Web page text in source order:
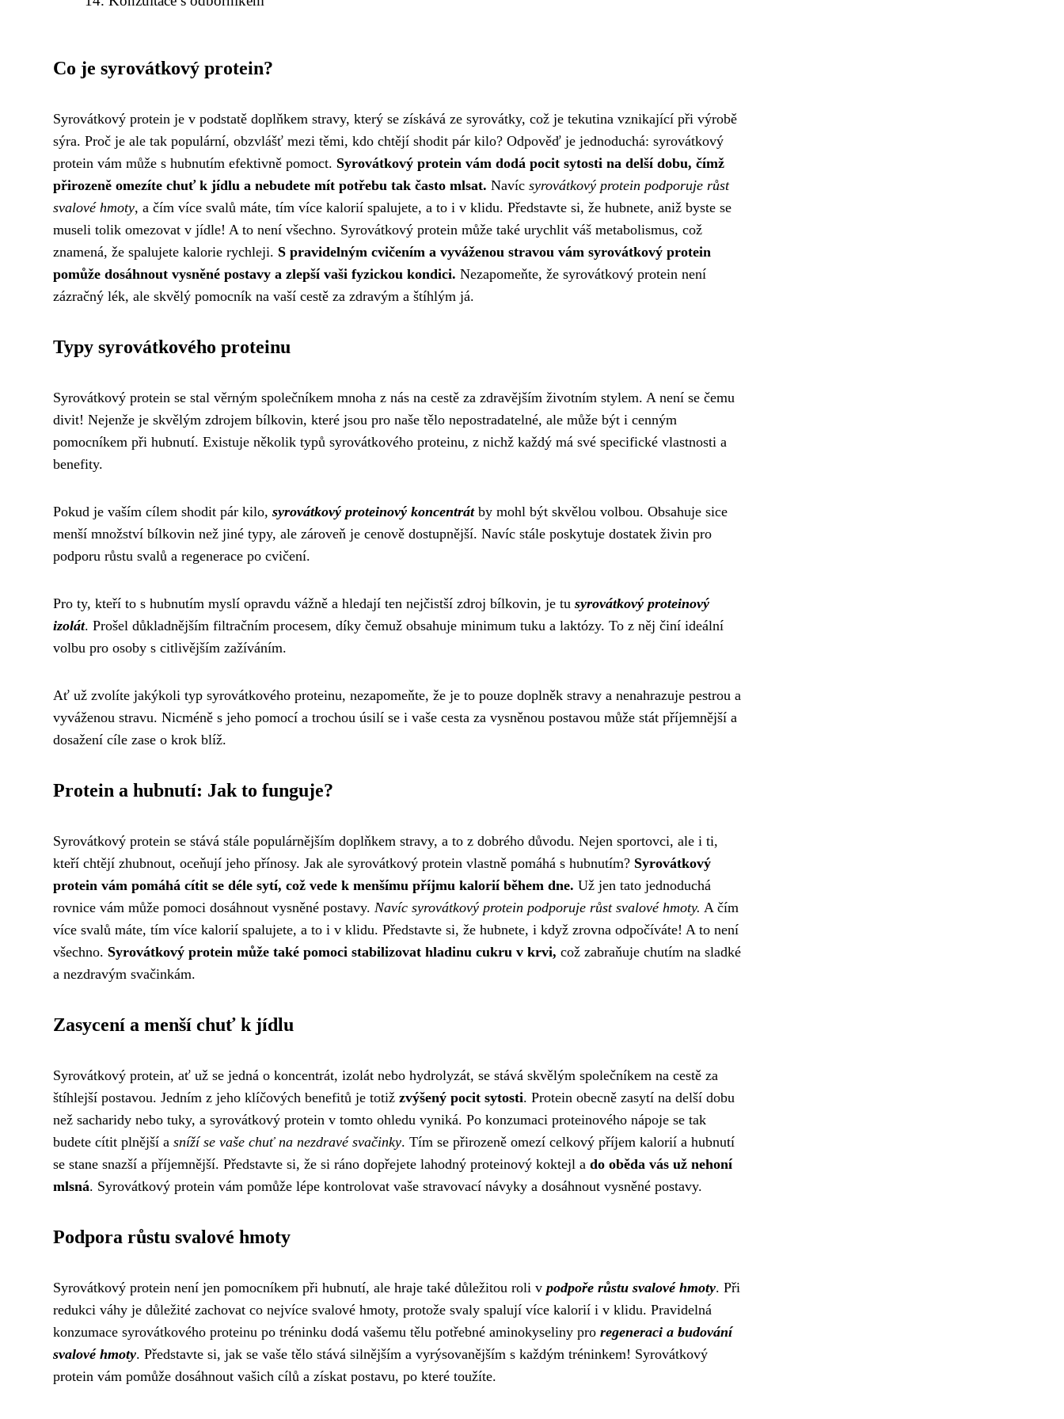
Co je syrovátkový protein?
Syrovátkový protein je v podstatě doplňkem stravy, který se získává ze syrovátky, což je tekutina vznikající při výrobě
sýra. Proč je ale tak populární, obzvlášť mezi těmi, kdo chtějí shodit pár kilo? Odpověď je jednoduchá: syrovátkový
protein vám může s hubnutím efektivně pomoct. Syrovátkový protein vám dodá pocit sytosti na delší dobu, čímž
přirozeně omezíte chuť k jídlu a nebudete mít potřebu tak často mlsat. Navíc syrovátkový protein podporuje růst
svalové hmoty, a čím více svalů máte, tím více kalorií spalujete, a to i v klidu. Představte si, že hubnete, aniž byste se
museli tolik omezovat v jídle! A to není všechno. Syrovátkový protein může také urychlit váš metabolismus, což
znamená, že spalujete kalorie rychleji. S pravidelným cvičením a vyváženou stravou vám syrovátkový protein
pomůže dosáhnout vysněné postavy a zlepší vaši fyzickou kondici. Nezapomeňte, že syrovátkový protein není
zázračný lék, ale skvělý pomocník na vaší cestě za zdravým a štíhlým já.
Typy syrovátkového proteinu
Syrovátkový protein se stal věrným společníkem mnoha z nás na cestě za zdravějším životním stylem. A není se čemu
divit! Nejenže je skvělým zdrojem bílkovin, které jsou pro naše tělo nepostradatelné, ale může být i cenným
pomocníkem při hubnutí. Existuje několik typů syrovátkového proteinu, z nichž každý má své specifické vlastnosti a
benefity.
Pokud je vaším cílem shodit pár kilo, syrovátkový proteinový koncentrátby mohl být skvělou volbou. Obsahuje sice
menší množství bílkovin než jiné typy, ale zároveň je cenově dostupnější. Navíc stále poskytuje dostatek živin pro
podporu růstu svalů a regenerace po cvičení.
Pro ty, kteří to s hubnutím myslí opravdu vážně a hledají ten nejčistší zdroj bílkovin, je tu syrovátkový proteinový
izolát. Prošel důkladnějším filtračním procesem, díky čemuž obsahuje minimum tuku a laktózy. To z něj činí ideální
volbu pro osoby s citlivějším zažíváním.
Ať už zvolíte jakýkoli typ syrovátkového proteinu, nezapomeňte, že je to pouze doplněk stravy a nenahrazuje pestrou a
vyváženou stravu. Nicméně s jeho pomocí a trochou úsilí se i vaše cesta za vysněnou postavou může stát příjemnější a
dosažení cíle zase o krok blíž.
Protein a hubnutí: Jak to funguje?
Syrovátkový protein se stává stále populárnějším doplňkem stravy, a to z dobrého důvodu. Nejen sportovci, ale i ti,
kteří chtějí zhubnout, oceňují jeho přínosy. Jak ale syrovátkový protein vlastně pomáhá s hubnutím? Syrovátkový
protein vám pomáhá cítit se déle sytí, což vede k menšímu příjmu kalorií během dne. Už jen tato jednoduchá
rovnice vám může pomoci dosáhnout vysněné postavy. Navíc syrovátkový protein podporuje růst svalové hmoty. A čím
více svalů máte, tím více kalorií spalujete, a to i v klidu. Představte si, že hubnete, i když zrovna odpočíváte! A to není
všechno. Syrovátkový protein může také pomoci stabilizovat hladinu cukru v krvi, což zabraňuje chutím na sladké
a nezdravým svačinkám.
Zasycení a menší chuť k jídlu
Syrovátkový protein, ať už se jedná o koncentrát, izolát nebo hydrolyzát, se stává skvělým společníkem na cestě za
štíhlejší postavou. Jedním z jeho klíčových benefitů je totiž zvýšený pocit sytosti. Protein obecně zasytí na delší dobu
než sacharidy nebo tuky, a syrovátkový protein v tomto ohledu vyniká. Po konzumaci proteinového nápoje se tak
budete cítit plnější a sníží se vaše chuť na nezdravé svačinky. Tím se přirozeně omezí celkový příjem kalorií a hubnutí
se stane snazší a příjemnější. Představte si, že si ráno dopřejete lahodný proteinový koktejl a do oběda vás už nehoní
mlsná. Syrovátkový protein vám pomůže lépe kontrolovat vaše stravovací návyky a dosáhnout vysněné postavy.
Podpora růstu svalové hmoty
Syrovátkový protein není jen pomocníkem při hubnutí, ale hraje také důležitou roli v podpoře růstu svalové hmoty. Při
redukci váhy je důležité zachovat co nejvíce svalové hmoty, protože svaly spalují více kalorií i v klidu. Pravidelná
konzumace syrovátkového proteinu po tréninku dodá vašemu tělu potřebné aminokyseliny pro regeneraci a budování
svalové hmoty. Představte si, jak se vaše tělo stává silnějším a vyrýsovanějším s každým tréninkem! Syrovátkový
protein vám pomůže dosáhnout vašich cílů a získat postavu, po které toužíte.